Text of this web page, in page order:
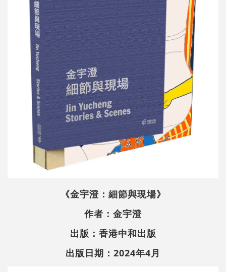
《金宇澄：細節與現場》
作者：金宇澄
出版：香港中和出版
出版日期：2024年4月